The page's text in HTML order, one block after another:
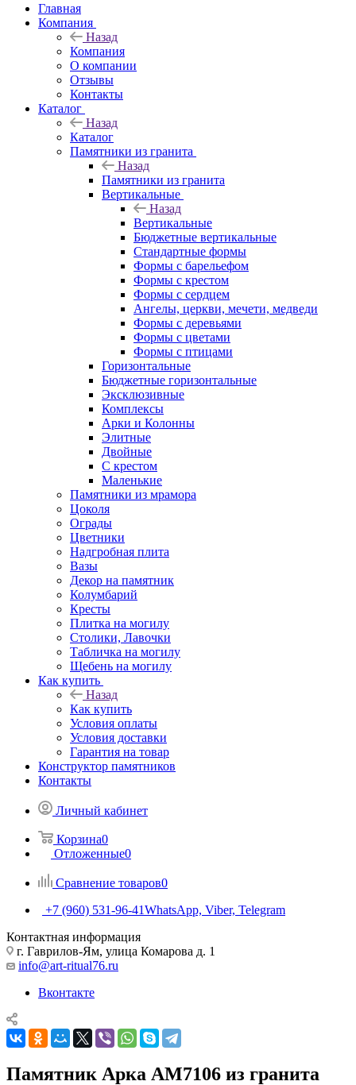
Главная
Компания
Назад
Компания
О компании
Отзывы
Контакты
Каталог
Назад
Каталог
Памятники из гранита
Назад
Памятники из гранита
Вертикальные
Назад
Вертикальные
Бюджетные вертикальные
Стандартные формы
Формы с барельефом
Формы с крестом
Формы с сердцем
Ангелы, церкви, мечети, медведи
Формы с деревьями
Формы с цветами
Формы с птицами
Горизонтальные
Бюджетные горизонтальные
Эксклюзивные
Комплексы
Арки и Колонны
Элитные
Двойные
С крестом
Маленькие
Памятники из мрамора
Цоколя
Ограды
Цветники
Надгробная плита
Вазы
Декор на памятник
Колумбарий
Кресты
Плитка на могилу
Столики, Лавочки
Табличка на могилу
Щебень на могилу
Как купить
Назад
Как купить
Условия оплаты
Условия доставки
Гарантия на товар
Конструктор памятников
Контакты
Личный кабинет
Корзина0
Отложенные0
Сравнение товаров0
+7 (960) 531-96-41WhatsApp, Viber, Telegram
Контактная информация
г. Гаврилов-Ям, улица Комарова д. 1
info@art-ritual76.ru
Вконтакте
Памятник Арка AM7106 из гранита